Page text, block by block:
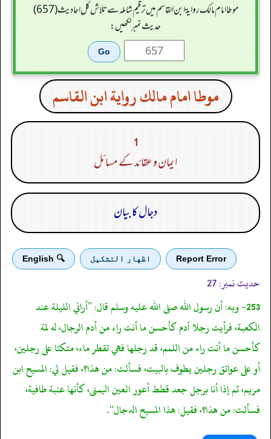
موطا امام مالك رواية ابن القاسم میں ترقیم شاملہ سے تلاش کل احادیث (657)
حدیث نمبر لکھیں:
موطا امام مالك رواية ابن القاسم
1
ایمان و عقائد کے مسائل
دجال کا بیان
Report Error اظهار التشكيل 🔍 English
حدیث نمبر: 27
253- وبه: أن رسول الله صلى الله عليه وسلم قال: ”أراني الليلة عند
الكعبة، فرأيت رجلا آدم كأحسن ما أنت راء من أدم الرجال، له لمة
كأحسن ما أنت راء من اللمم، قد رجلها فهي تقطر ماء، متكئا على رجلين،
أو على عواتق رجلين يطوف بالبيت، فسألت: من هذا؟، فقيل لي: المسيح ابن
مريم، ثم إذا أنا برجل جعد قطط أعور العين اليمنى، كأنها عنبة طافية،
فسألت: من هذا؟، فقيل: هذا المسيح الدجال“.